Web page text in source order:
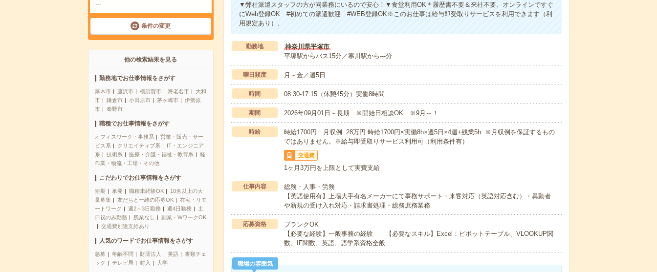
---
条件の変更
他の検索結果を見る
勤務地でお仕事情報をさがす
厚木市 藤沢市 横須賀市 海老名市
大和
市
鎌倉市 小田原市 茅ヶ崎市
伊勢原
市
秦野市
職種でお仕事情報をさがす
オフィスワーク・事務系
営業・販売・サー
ビス系
クリエイティブ系
IT・エンジニア
系
技術系 医療・介護・福祉・教育系
軽
作業・物流・工場・その他
こだわりでお仕事情報をさがす
短期 単発 職種未経験OK
10名以上の大
量募集
友だちと一緒の応募OK
在宅・リモ
ートワーク
週2～3日勤務 週4日勤務
土
日祝のみ勤務
残業なし
副業・WワークOK
交通費別途支給あり
人気のワードでお仕事情報をさがす
急募 年齢不問 財団法人 英語
書類チェ
ック
テレビ局 封入 大学
▼弊社派遣スタッフの方が同業務にいるので安心！▼食堂利用OK＊履歴書不要＆来社不要、オンラインですぐ
にWeb登録OK #初めての派遣歓迎 #WEB登録OK※このお仕事は給与即受取りサービスを利用できます（利
用規定あり）。
勤務地
神奈川県平塚市
平塚駅からバス15分／寒川駅から---分
曜日頻度 月～金／週5日
時間 08:30-17:15（休憩45分）実働8時間
期間 2026年09月01日～長期 ※開始日相談OK ※9月～！
時給
時給1700円 月収例 28万円 時給1700円×実働8h×週5日×4週+残業5h ※月収例を保証するもの
ではありません。※給与即受取りサービス利用可（利用条件有）
交通費
1ヶ月3万円を上限として実費支給
仕事内容
総務・人事・労務
【英語使用有】上場大手有名メーカーにて事務サポート・来客対応（英語対応含む）・異動者
や新規の受け入れ対応・請求書処理・総務庶務業務
応募資格
ブランクOK
【必要な経験】一般事務の経験 【必要なスキル】Excel：ピボットテーブル、VLOOKUP関
数、IF関数、英語、語学系資格全般
職場の雰囲気